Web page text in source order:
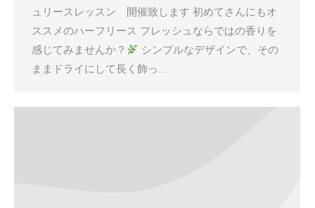
ュリースレッスン 開催致します 初めてさんにもオ
ススメのハーフリース フレッシュならではの香りを
感じてみませんか？
シンプルなデザインで、その
ままドライにして長く飾っ…